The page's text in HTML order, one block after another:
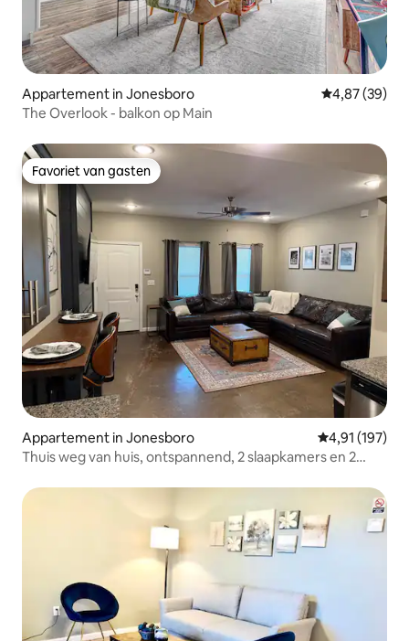
Appartement in Jonesboro Gemiddelde
4,87 (39)
The Overlook - balkon op Main
Favoriet van gasten
Favoriet van gasten
Appartement in Jonesboro Gemiddelde
4,91 (197)
Thuis weg van huis, ontspannend, 2 slaapkamers en 2